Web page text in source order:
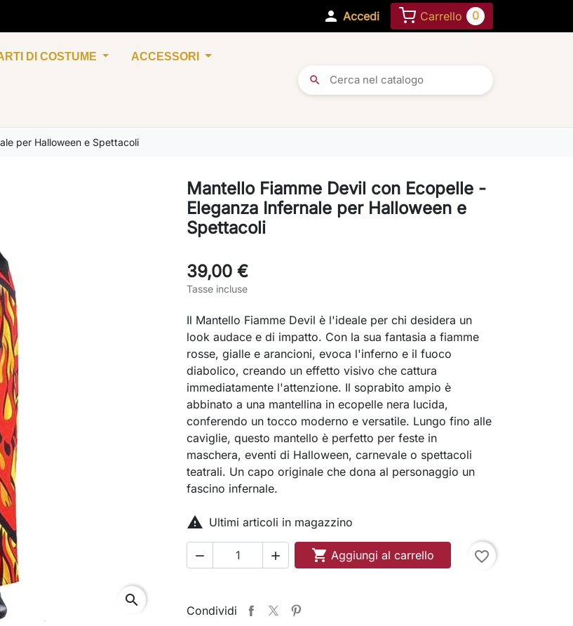
 Accedi Carrello 0
DI COSTUME ACCESSORI
search
per Halloween e Spettacoli
search
Mantello Fiamme Devil con Ecopelle -
Eleganza Infernale per Halloween e
Spettacoli
39,00 €
Tasse incluse
Il Mantello Fiamme Devil è l'ideale per chi desidera un
look audace e di impatto. Con la sua fantasia a fiamme
rosse, gialle e arancioni, evoca l'inferno e il fuoco
diabolico, creando un effetto visivo che cattura
immediatamente l'attenzione. Il soprabito ampio è
abbinato a una mantellina in ecopelle nera lucida,
conferendo un tocco moderno e versatile. Lungo fino alle
caviglie, questo mantello è perfetto per feste in
maschera, eventi di Halloween, carnevale o spettacoli
teatrali. Un capo originale che dona al personaggio un
fascino infernale.
 Ultimi articoli in magazzino
   Aggiungi al carrello favorite_border
Condividi